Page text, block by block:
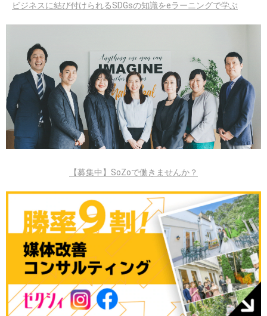
ビジネスに結び付けられるSDGsの知識をeラーニングで学ぶ
【募集中】SoZoで働きませんか？